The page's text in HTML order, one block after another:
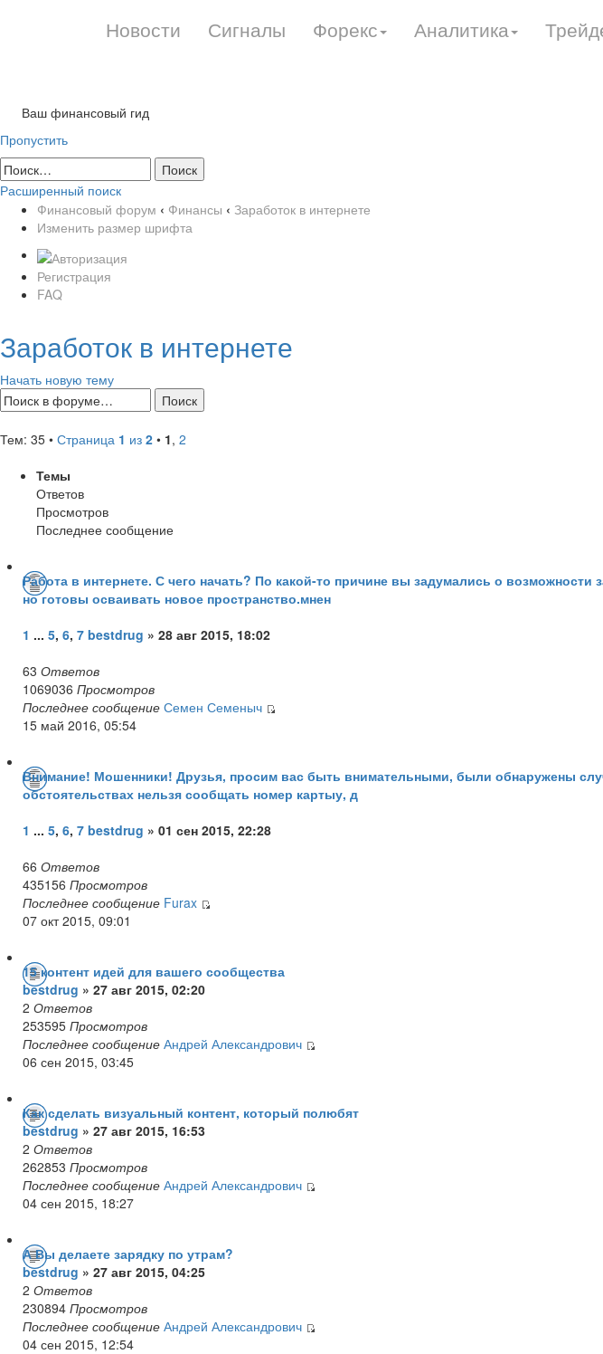
Новости Сигналы Форекс Аналитика
Ваш финансовый гид
Пропустить
Расширенный поиск
Финансовый форум ‹ Финансы ‹ Заработок в интернете
Изменить размер шрифта
Регистрация
FAQ
Заработок в интернете
Начать новую тему
Тем: 35 • Страница 1 из 2 • 1, 2
Темы
Ответов
Просмотров
Последнее сообщение
Работа в интернете. С чего начать? По какой-то причине вы задумались о
но готовы осваивать новое пространство.мнен
1 ... 5, 6, 7 bestdrug » 28 авг 2015, 18:02
63 Ответов
1069036 Просмотров
Последнее сообщение Семен Семеныч
15 май 2016, 05:54
Внимание! Мошенники! Друзья, просим вас быть внимательными, были обнаружены
обстоятельствах нельзя сообщать номер картыу, д
1 ... 5, 6, 7 bestdrug » 01 сен 2015, 22:28
66 Ответов
435156 Просмотров
Последнее сообщение Furax
07 окт 2015, 09:01
15 контент идей для вашего сообщества
bestdrug » 27 авг 2015, 02:20
2 Ответов
253595 Просмотров
Последнее сообщение Андрей Александрович
06 сен 2015, 03:45
Как сделать визуальный контент, который полюбят
bestdrug » 27 авг 2015, 16:53
2 Ответов
262853 Просмотров
Последнее сообщение Андрей Александрович
04 сен 2015, 18:27
А Вы делаете зарядку по утрам?
bestdrug » 27 авг 2015, 04:25
2 Ответов
230894 Просмотров
Последнее сообщение Андрей Александрович
04 сен 2015, 12:54